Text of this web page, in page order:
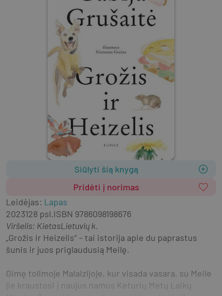
Siūlyti šią knygą
Pridėti į norimas
Leidėjas: Lapas
2023128 psl.ISBN 9786098198676
Viršelis: KietasLietuvių k.
„Grožis ir Heizelis“ – tai istorija apie du paprastus
šunis ir juos priglaudusią Meilę.
Gimę tolimoje Malaizijoje, kur visada vasara, su Meile
jie kraustosi į naujus namus Keturių Metų Laikų